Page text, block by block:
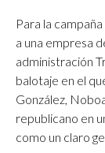
Para la
a una empresa
administración
balotaje en el
González,
republicano en
como un claro